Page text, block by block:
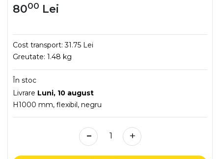
8000 Lei
Cost transport:31.75 Lei
Greutate: 1.48 kg
În stoc
Livrare Luni, 10 august
H1000 mm, flexibil, negru
- +